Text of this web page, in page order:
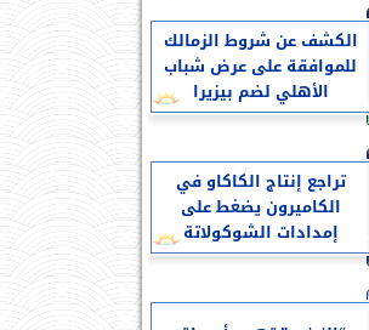
الكشف عن شروط الزمالك
للموافقة على عرض شباب
الأهلي لضم بيزيرا
تراجع إنتاج الكاكاو في
الكاميرون يضغط على
إمدادات الشوكولاتة